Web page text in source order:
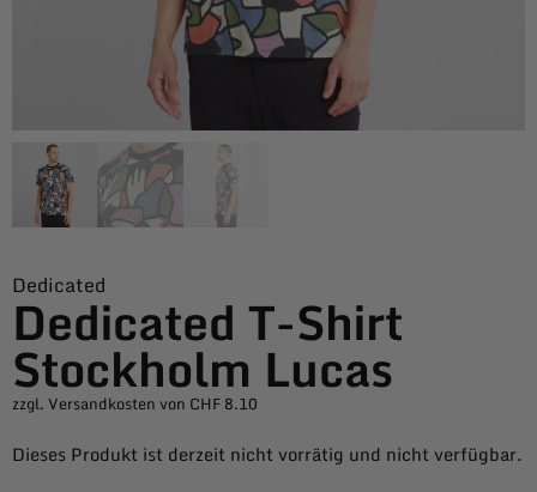
Dedicated
Dedicated T-Shirt
Stockholm Lucas
zzgl. Versandkosten von CHF 8.10
Dieses Produkt ist derzeit nicht vorrätig und nicht verfügbar.